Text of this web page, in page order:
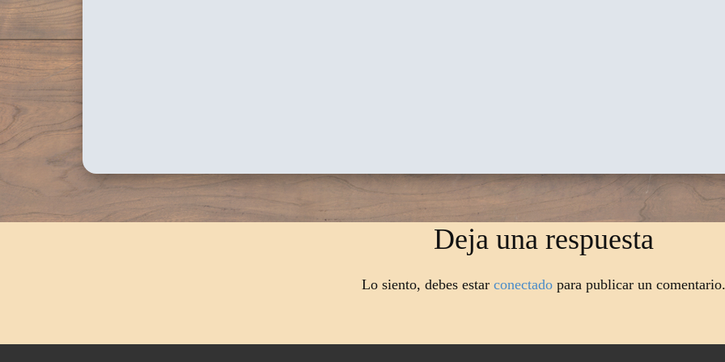
Deja una respuesta
Lo siento, debes estar conectado para publicar un comentario.